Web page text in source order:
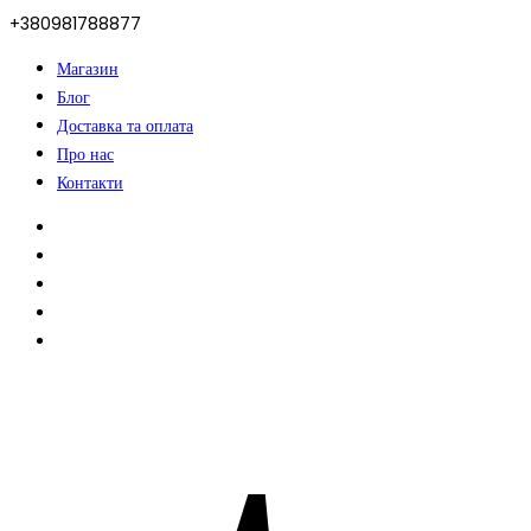
+380981788877
Магазин
Блог
Доставка та оплата
Про нас
Контакти